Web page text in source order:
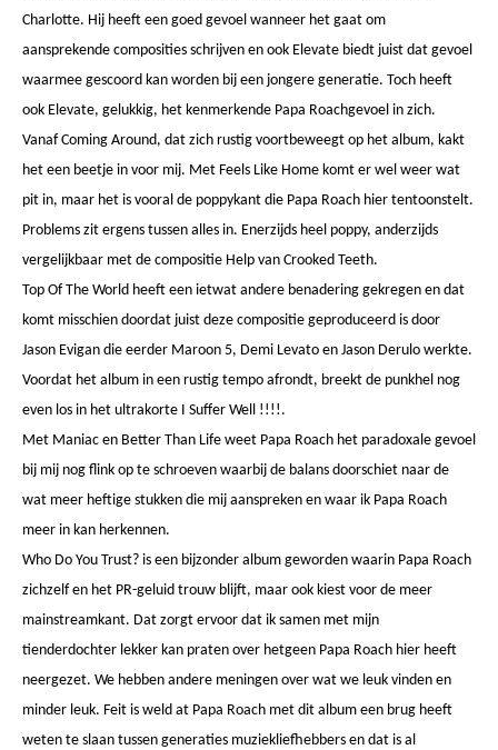
Charlotte. Hij heeft een goed gevoel wanneer het gaat om
aansprekende composities schrijven en ook Elevate biedt juist dat gevoel
waarmee gescoord kan worden bij een jongere generatie. Toch heeft
ook Elevate, gelukkig, het kenmerkende Papa Roachgevoel in zich.
Vanaf Coming Around, dat zich rustig voortbeweegt op het album, kakt
het een beetje in voor mij. Met Feels Like Home komt er wel weer wat
pit in, maar het is vooral de poppykant die Papa Roach hier tentoonstelt.
Problems zit ergens tussen alles in. Enerzijds heel poppy, anderzijds
vergelijkbaar met de compositie Help van Crooked Teeth.
Top Of The World heeft een ietwat andere benadering gekregen en dat
komt misschien doordat juist deze compositie geproduceerd is door
Jason Evigan die eerder Maroon 5, Demi Levato en Jason Derulo werkte.
Voordat het album in een rustig tempo afrondt, breekt de punkhel nog
even los in het ultrakorte I Suffer Well !!!!.
Met Maniac en Better Than Life weet Papa Roach het paradoxale gevoel
bij mij nog flink op te schroeven waarbij de balans doorschiet naar de
wat meer heftige stukken die mij aanspreken en waar ik Papa Roach
meer in kan herkennen.
Who Do You Trust? is een bijzonder album geworden waarin Papa Roach
zichzelf en het PR-geluid trouw blijft, maar ook kiest voor de meer
mainstreamkant. Dat zorgt ervoor dat ik samen met mijn
tienderdochter lekker kan praten over hetgeen Papa Roach hier heeft
neergezet. We hebben andere meningen over wat we leuk vinden en
minder leuk. Feit is weld at Papa Roach met dit album een brug heeft
weten te slaan tussen generaties muziekliefhebbers en dat is al